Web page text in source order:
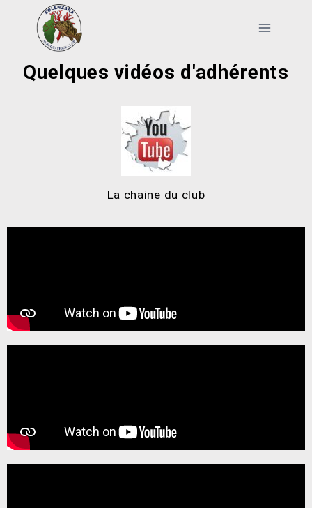
Quelques vidéos d'adhérents
La chaine du club